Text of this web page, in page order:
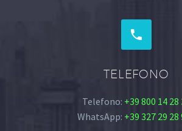


TELEFONO
Telefono: +39 800 14 28
WhatsApp: +39 327 29 28